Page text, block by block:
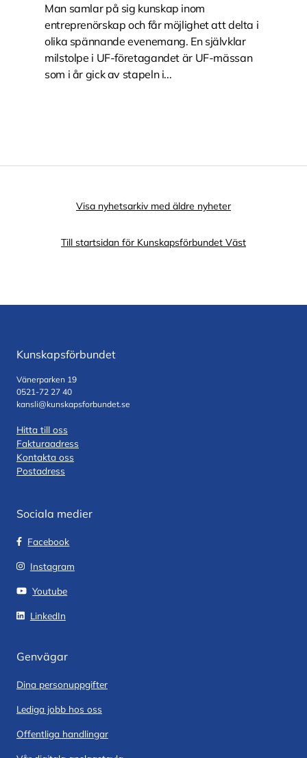
Man samlar på sig kunskap inom
entreprenörskap och får möjlighet att delta i
olika spännande evenemang. En självklar
milstolpe i UF-företagandet är UF-mässan
som i år gick av stapeln i...
Visa nyhetsarkiv med äldre nyheter
Till startsidan för Kunskapsförbundet Väst
Kunskapsförbundet
Vänerparken 19
0521-72 27 40
kansli@kunskapsforbundet.se
Hitta till oss
Fakturaadress
Kontakta oss
Postadress
Sociala medier
Facebook
Instagram
Youtube
LinkedIn
Genvägar
Dina personuppgifter
Lediga jobb hos oss
Offentliga handlingar